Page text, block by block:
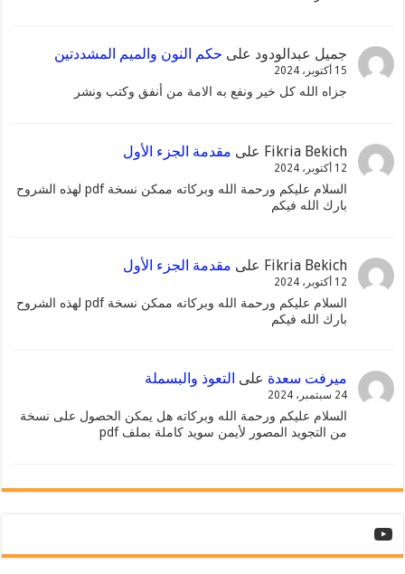
جميل عبدالودودعلى حكم النون والميم المشددتين
15 أكتوبر، 2024
جزاه الله كل خير ونفع به الامة من أنفق وكتب ونشر
Fikria Bekichعلى مقدمة الجزء الأول
12 أكتوبر، 2024
السلام عليكم ورحمة الله وبركاته ممكن نسخة pdf لهذه الشروح
بارك الله فيكم
Fikria Bekichعلى مقدمة الجزء الأول
12 أكتوبر، 2024
السلام عليكم ورحمة الله وبركاته ممكن نسخة pdf لهذه الشروح
بارك الله فيكم
ميرفت سعدةعلى التعوذ والبسملة
24 سبتمبر، 2024
السلام عليكم ورحمة الله وبركاته هل يمكن الحصول على نسخة
من التجويد المصور لأيمن سويد كاملة بملف pdf
YouTube